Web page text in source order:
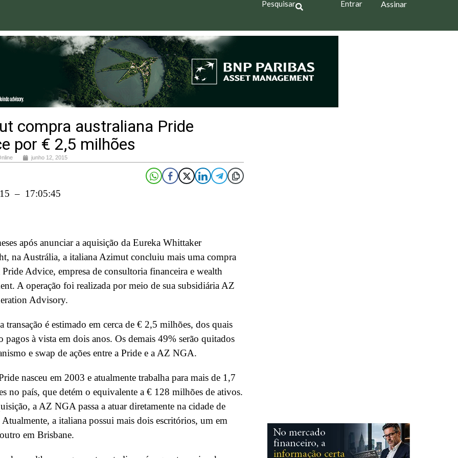
Pesquisar Entrar Assinar
compra australiana Pride
por € 2,5 milhões
junho 12, 2015
– 17:05:45
após anunciar a aquisição da Eureka Whittaker
na Austrália, a italiana Azimut concluiu mais uma compra
Pride Advice, empresa de consultoria financeira e wealth
A operação foi realizada por meio de sua subsidiária AZ
Advisory.
transação é estimado em cerca de € 2,5 milhões, dos quais
pagos à vista em dois anos. Os demais 49% serão quitados
e swap de ações entre a Pride e a AZ NGA.
nasceu em 2003 e atualmente trabalha para mais de 1,7
no país, que detém o equivalente a € 128 milhões de ativos.
a AZ NGA passa a atuar diretamente na cidade de
a italiana possui mais dois escritórios, um em
em Brisbane.